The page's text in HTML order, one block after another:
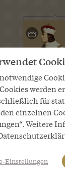
Friedrich
„der Schöne“
Albrecht I.
* 1255, †1308
werden
für
einzelnen
Weitere
Einstellungen